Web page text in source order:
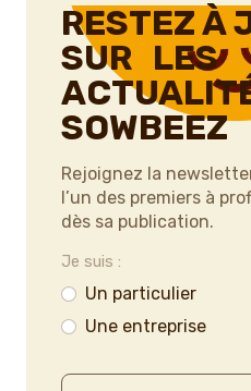
RESTEZ À
SUR LES
SOWBEEZ
Rejoignez la
l’un des premiers à
dès sa publication.
Je suis :
Un particulier
Une entreprise